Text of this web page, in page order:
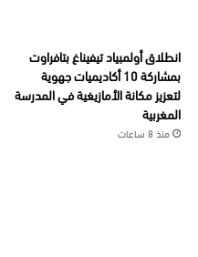
انطلاق أولمبياد تيفيناغ بتافراوت
بمشاركة 10 أكاديميات جهوية
لتعزيز مكانة الأمازيغية في المدرسة
المغربية
منذ 8 ساعات